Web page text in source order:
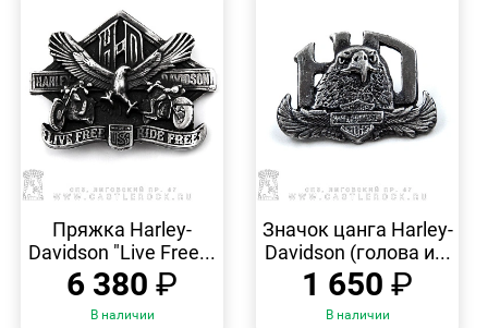
ПРОСМОТР
Пряжка Harley-
Davidson "Live Free...
6 380 ₽
В наличии
ПРОСМОТР
Значок цанга Harley-
Davidson (голова и...
1 650 ₽
В наличии